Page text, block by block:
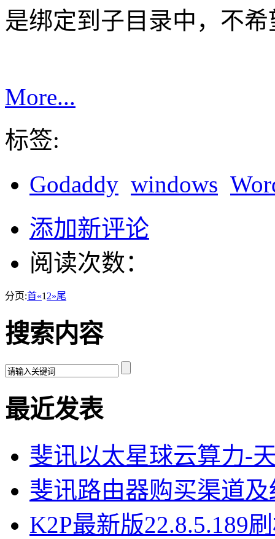
是绑定到子目录中，不
More...
标签:
Godaddy windows
添加新评论
阅读次数：
分页:首«1 2»尾
搜索内容
最近发表
斐讯以太星球云算力-
斐讯路由器购买渠道
K2P最新版22.8.5.189